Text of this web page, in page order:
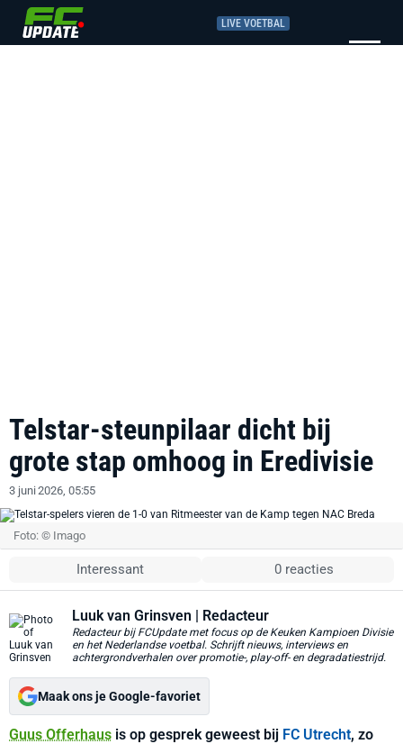
LIVE VOETBAL
Telstar-steunpilaar dicht bij
grote stap omhoog in Eredivisie
3 juni 2026, 05:55
Foto: © Imago
Interessant 0 reacties
Luuk van Grinsven | Redacteur
Redacteur bij FCUpdate met focus op de Keuken Kampioen Divisie
en het Nederlandse voetbal. Schrijft nieuws, interviews en
achtergrondverhalen over promotie-, play-off- en degradatiestrijd.
Maak ons je Google-favoriet
Guus Offerhaus is op gesprek geweest bij FC Utrecht, zo